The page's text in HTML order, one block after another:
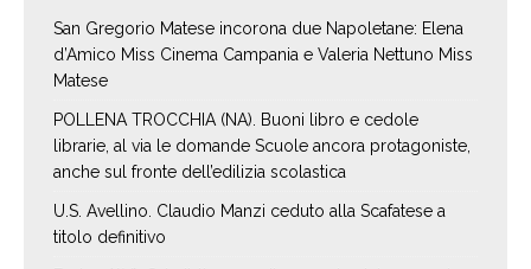
San Gregorio Matese incorona due Napoletane: Elena
d’Amico Miss Cinema Campania e Valeria Nettuno Miss
Matese
POLLENA TROCCHIA (NA). Buoni libro e cedole
librarie, al via le domande Scuole ancora protagoniste,
anche sul fronte dell’edilizia scolastica
U.S. Avellino. Claudio Manzi ceduto alla Scafatese a
titolo definitivo